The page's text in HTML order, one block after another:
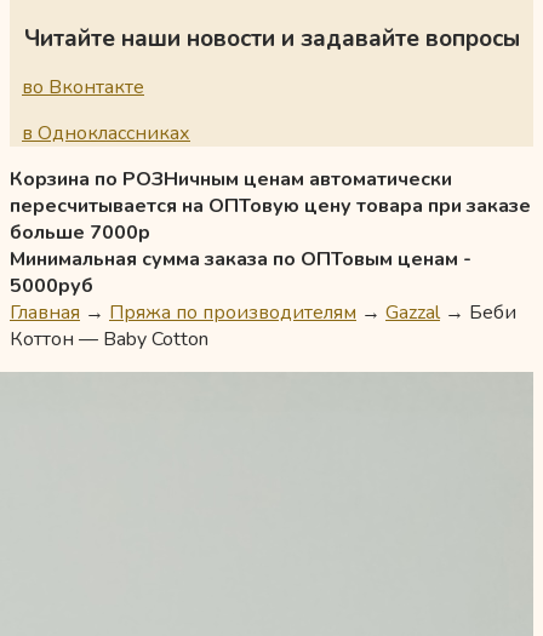
Читайте наши новости и задавайте вопросы
во Вконтакте
в Одноклассниках
Корзина по РОЗНичным ценам автоматически
пересчитывается на ОПТовую цену товара при заказе
больше 7000р
Минимальная сумма заказа по ОПТовым ценам -
5000руб
Главная → Пряжа по производителям → Gazzal → Беби
Коттон — Baby Cotton